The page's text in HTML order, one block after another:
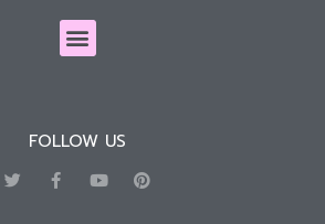
FOLLOW US